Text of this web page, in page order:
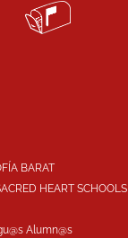
BARAT
HEART SCHOOLS
Alumn@s